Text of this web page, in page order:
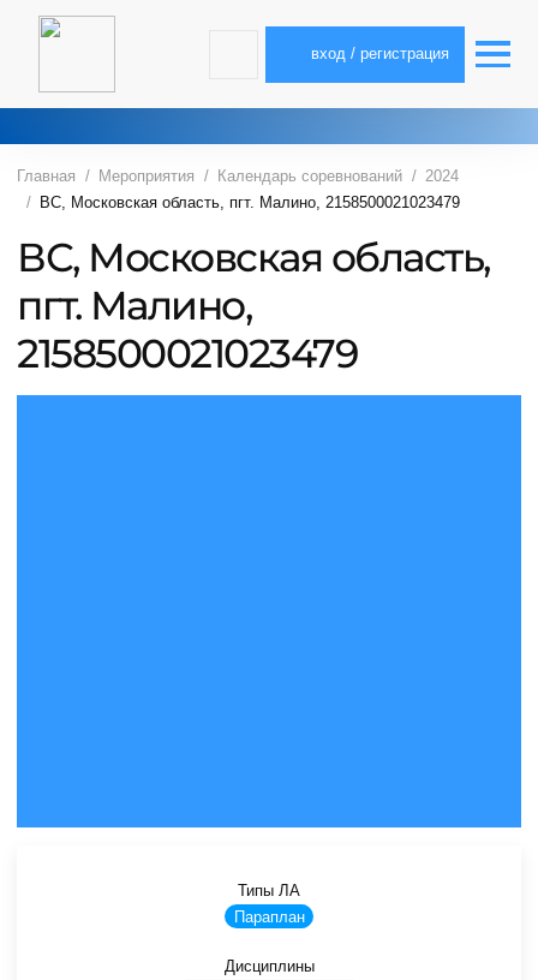
вход / регистрация
Главная Мероприятия Календарь соревнований
2024
ВС, Московская область, пгт. Малино, 2158500021023479
ВС, Московская область,
пгт. Малино,
2158500021023479
Типы ЛА
Параплан
Дисциплины